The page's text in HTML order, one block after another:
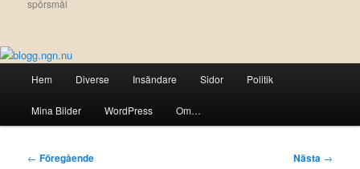
spörsmål
Hem Diverse Insändare Sidor Politik
Mina Bilder WordPress Om…
Inläggsnavigering
← Föregående Nästa →